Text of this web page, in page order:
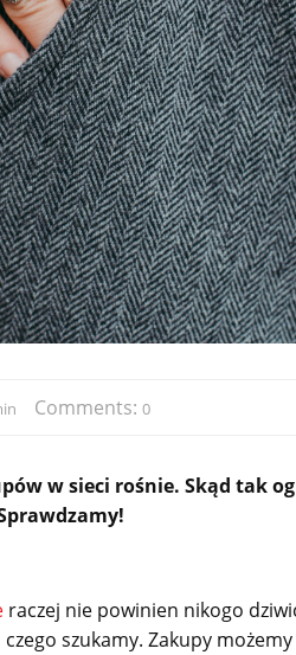
Comments: 0
w sieci rośnie. Skąd tak
raczej nie powinien nikogo
szukamy. Zakupy